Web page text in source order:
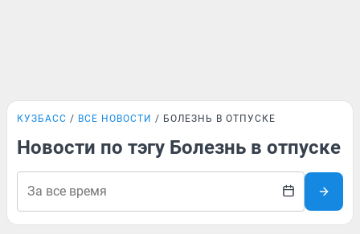
КУЗБАСС ВСЕ НОВОСТИ БОЛЕЗНЬ В ОТПУСКЕ
Новости по тэгу Болезнь в отпуске